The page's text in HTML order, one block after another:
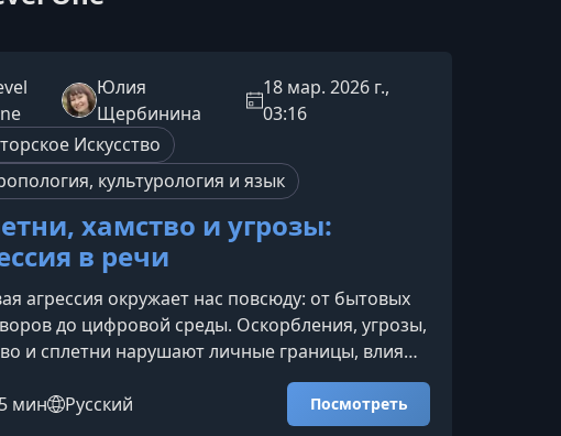
Юлия
Щербинина
18 мар. 2026 г.,
03:16
Искусство
культурология и язык
хамство и угрозы:
в речи
агрессия окружает нас повсюду: от бытовых
до цифровой среды. Оскорбления, угрозы,
и сплетни нарушают личные границы, влияют
состояние и нередко становятся
давления. Этот курс поможет понять
агрессии в речи и научиться эффективно ей
мин Русский Посмотреть